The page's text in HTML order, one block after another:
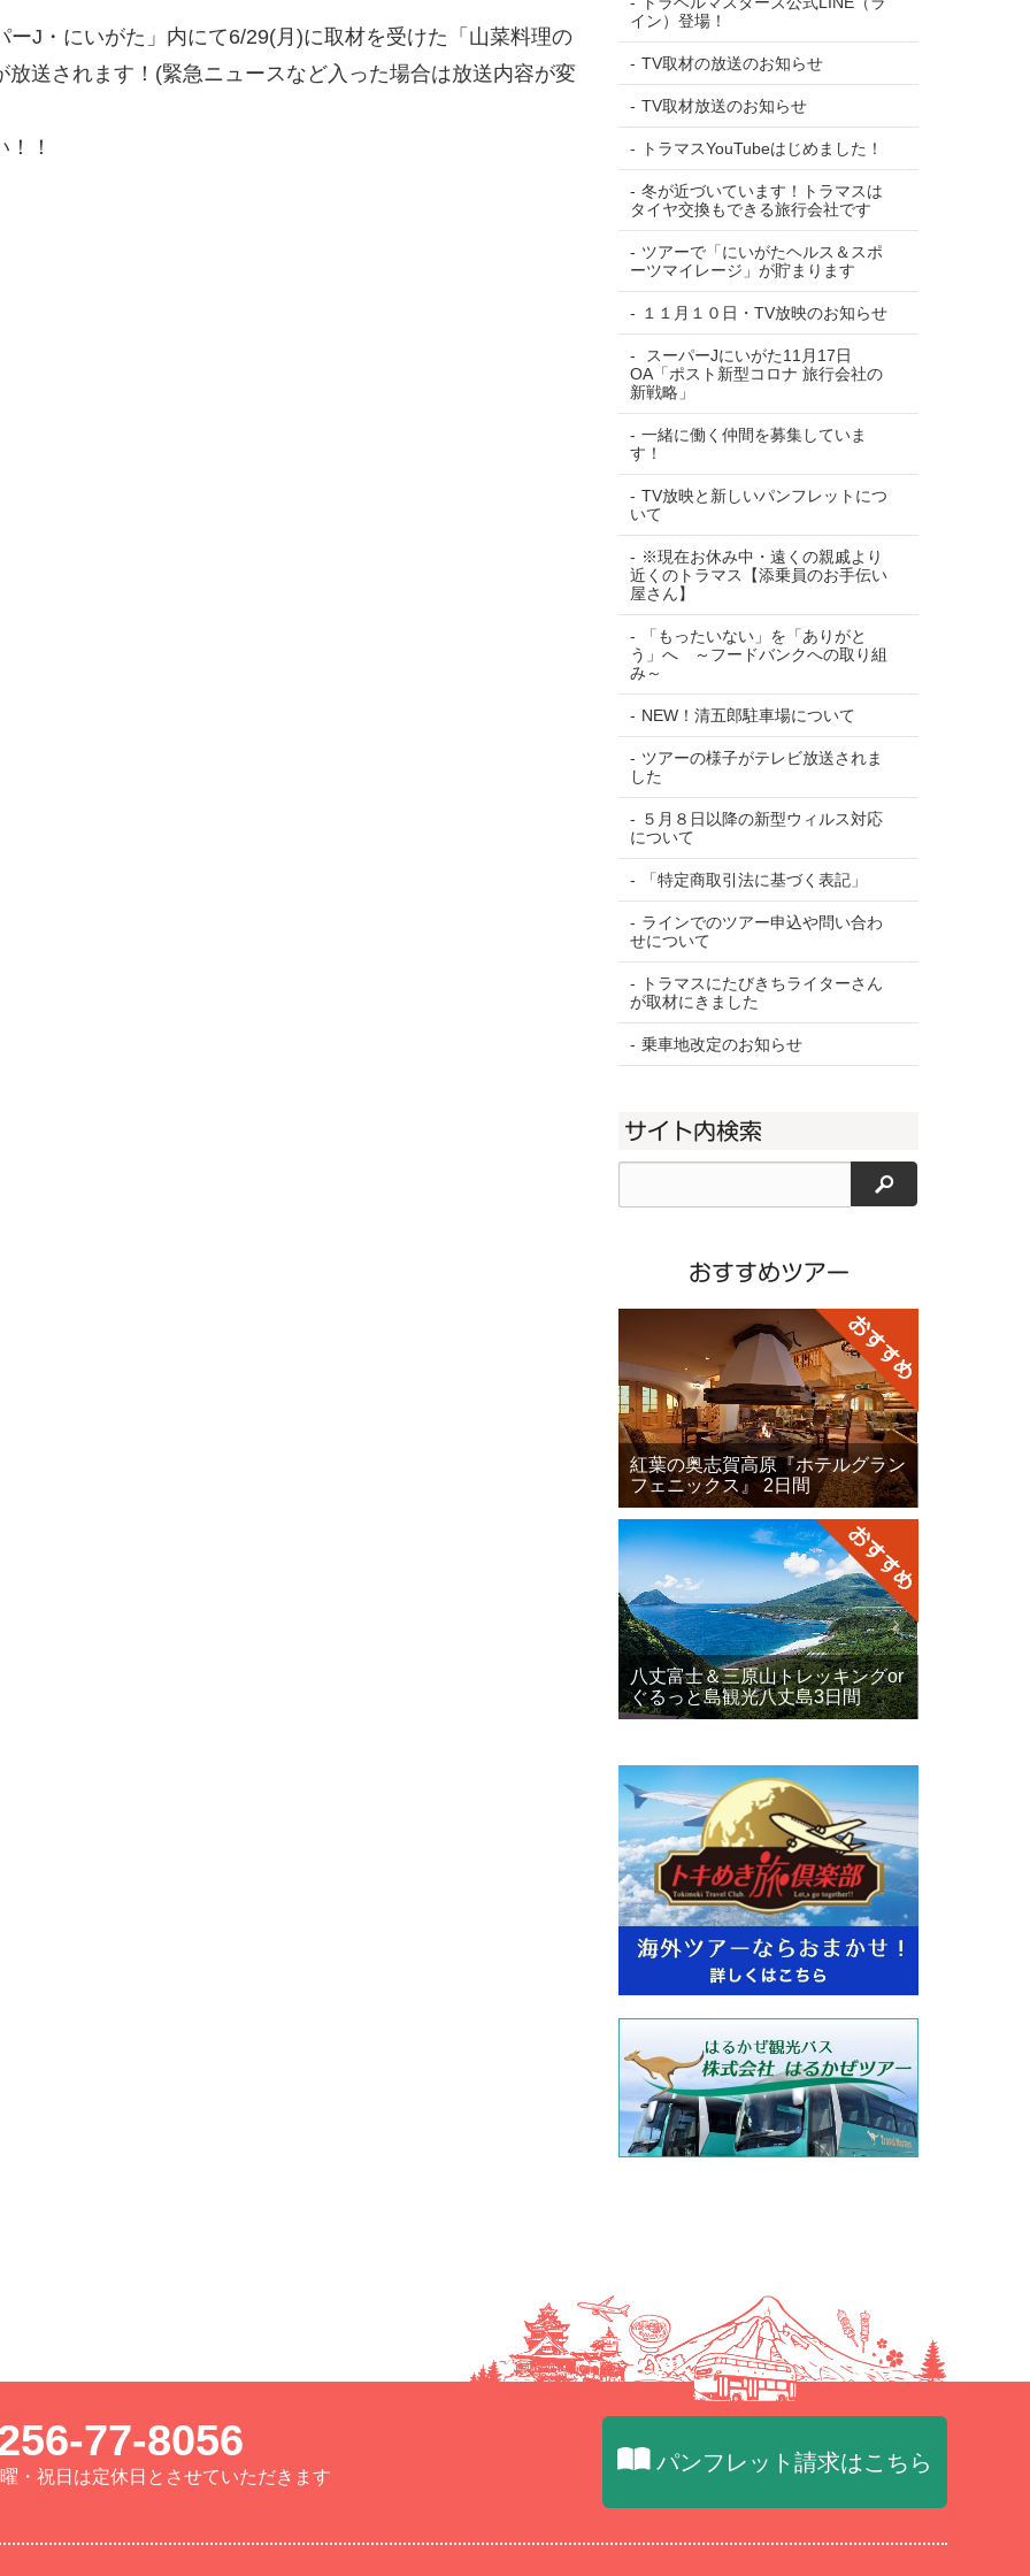
J・にいがた」内にて6/29(月)に取材を受けた「山菜料理の
送されます！(緊急ニュースなど入った場合は放送内容が変
！
イン）登場！
TV取材の放送のお知らせ
TV取材放送のお知らせ
トラマスYouTubeはじめました！
冬が近づいています！トラマスは
タイヤ交換もできる旅行会社です
ツアーで「にいがたヘルス＆スポ
ーツマイレージ」が貯まります
１１月１０日・TV放映のお知らせ
スーパーJにいがた11月17日
OA「ポスト新型コロナ 旅行会社の
新戦略」
一緒に働く仲間を募集していま
す！
TV放映と新しいパンフレットにつ
いて
※現在お休み中・遠くの親戚より
近くのトラマス【添乗員のお手伝い
屋さん】
「もったいない」を「ありがと
う」へ ～フードバンクへの取り組
み～
NEW！清五郎駐車場について
ツアーの様子がテレビ放送されま
した
５月８日以降の新型ウィルス対応
について
「特定商取引法に基づく表記」
ラインでのツアー申込や問い合わ
せについて
トラマスにたびきちライターさん
が取材にきました
乗車地改定のお知らせ
サイト内検索
検索
おすすめツアー
紅葉の奥志賀高原『ホテルグラン
フェニックス』 2日間
八丈富士＆三原山トレッキングor
ぐるっと島観光八丈島3日間
77-8056
・祝日は定休日とさせていただきます
パンフレット請求はこちら